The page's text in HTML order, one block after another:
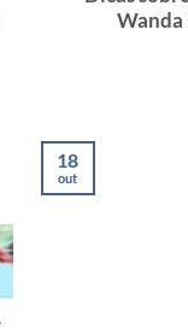
Wanda
18
out